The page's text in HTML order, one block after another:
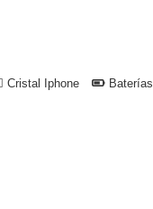
Cristal Iphone Baterías